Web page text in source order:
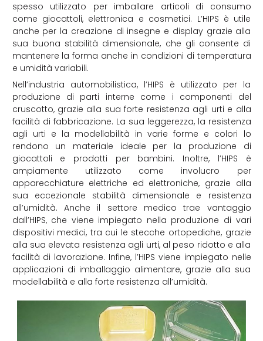
spesso utilizzato per imballare articoli di consumo
come giocattoli, elettronica e cosmetici. L’HIPS è utile
anche per la creazione di insegne e display grazie alla
sua buona stabilità dimensionale, che gli consente di
mantenere la forma anche in condizioni di temperatura
e umidità variabili.
Nell’industria automobilistica, l’HIPS è utilizzato per la
produzione di parti interne come i componenti del
cruscotto, grazie alla sua forte resistenza agli urti e alla
facilità di fabbricazione. La sua leggerezza, la resistenza
agli urti e la modellabilità in varie forme e colori lo
rendono un materiale ideale per la produzione di
giocattoli e prodotti per bambini. Inoltre, l’HIPS è
ampiamente utilizzato come involucro per
apparecchiature elettriche ed elettroniche, grazie alla
sua eccezionale stabilità dimensionale e resistenza
all’umidità. Anche il settore medico trae vantaggio
dall’HIPS, che viene impiegato nella produzione di vari
dispositivi medici, tra cui le stecche ortopediche, grazie
alla sua elevata resistenza agli urti, al peso ridotto e alla
facilità di lavorazione. Infine, l’HIPS viene impiegato nelle
applicazioni di imballaggio alimentare, grazie alla sua
modellabilità e alla forte resistenza all’umidità.